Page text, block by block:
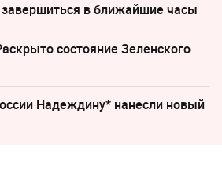
в ближайшие часы
состояние Зеленского
Надеждину* нанесли новый